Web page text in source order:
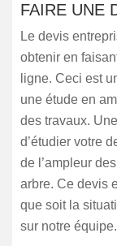
FAIRE UNE
Le devis
obtenir en
ligne. Ceci est
une étude en
des travaux.
d’étudier votre
de l’ampleur
arbre. Ce devis
que soit la
sur notre équipe.